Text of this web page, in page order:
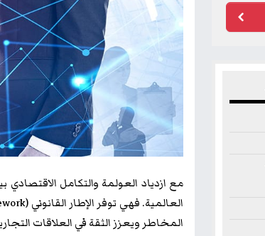
مع ازدياد العولمة والتكامل
العالمية. فهي توفر الإطار القانوني (
المخاطر ويعزز الثقة في العلاقات